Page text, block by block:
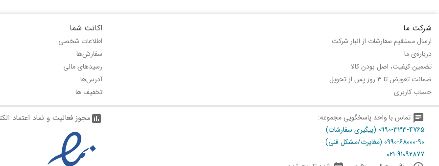
شرکت ما
ارسال مستقیم سفارشات از انبار شرکت
درباره‌ی ما
تضمین کیفیت، اصل بودن کالا
ضمانت تعویض تا 3 روز پس از تحویل
حساب کاربری
اکانت شما
اطلاعات شخصی
سفارش‌ها
رسیدهای مالی
آدرس‌ها
تخفیف ها
chat تماس با واحد پاسخگویی مجموعه:
0990-333-4765 (پیگیری سفارشات)
0990-68000-90 (مغایرت/مشکل فنی)
021-91092877
assessmentمجوز فعالیت و نماد اعتماد